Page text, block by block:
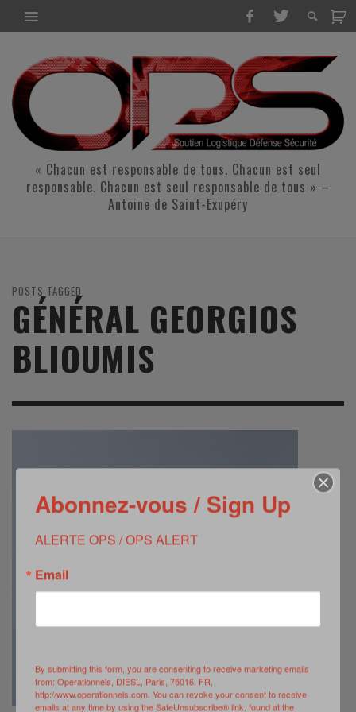
« Chacun est responsable de tous. Chacun est seul
responsable. Chacun est seul responsable de tous » –
Antoine de Saint-Exupéry
POSTS TAGGED
GÉNÉRAL GEORGIOS
BLIOUMIS
Abonnez-vous / Sign Up
ALERTE OPS / OPS ALERT
Email
By submitting this form, you are consenting to receive marketing emails
from: Operationnels, DIESL, Paris, 75016, FR,
http://www.operationnels.com. You can revoke your consent to receive
emails at any time by using the SafeUnsubscribe® link, found at the